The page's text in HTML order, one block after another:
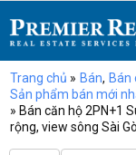
Trang chủ » Bán, Bán
Sản phẩm bán mới
» Bán căn hộ 2PN+1
rộng, view sông Sài